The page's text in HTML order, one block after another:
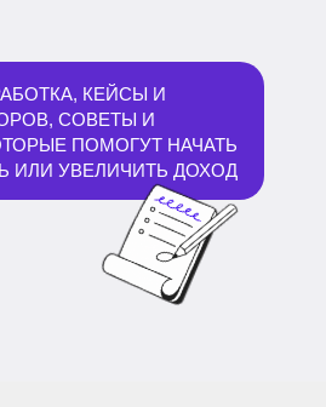
КЕЙСЫ И
СОВЕТЫ И
ПОМОГУТ НАЧАТЬ
ИЛИ УВЕЛИЧИТЬ ДОХОД